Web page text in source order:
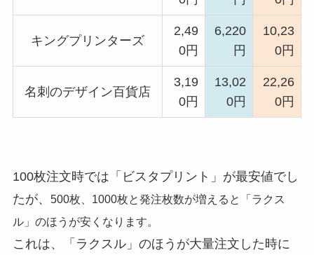
キングプリンターズ
2,49
0円
6,220
円
10,23
0円
名刺のデザイン百貨店
3,19
0円
13,02
0円
22,26
0円
100枚注文時では「ビスタプリント」が最安値でし
たが、 500枚、1000枚と発注枚数が増えると「ラクス
ル」のほうが安くなります。
これは、「ラクスル」のほうが大量注文した時に